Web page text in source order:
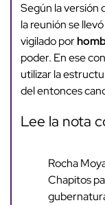
Según la versión
la reunión se
vigilado por
poder. En ese
utilizar la
del entonces
Lee la nota
Rocha
Chapitos